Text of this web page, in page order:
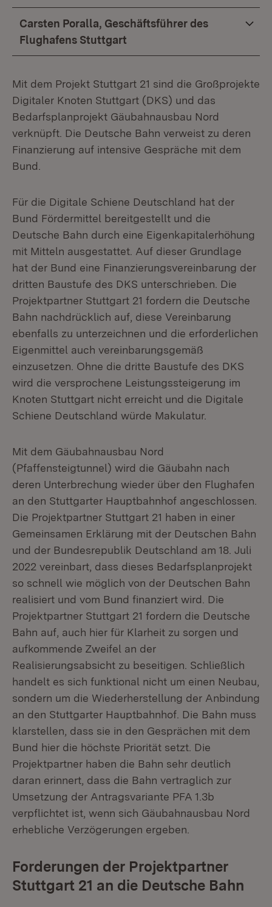
Carsten Poralla, Geschäftsführer des
Flughafens Stuttgart
Mit dem Projekt Stuttgart 21 sind die Großprojekte
Digitaler Knoten Stuttgart (DKS) und das
Bedarfsplanprojekt Gäubahnausbau Nord
verknüpft. Die Deutsche Bahn verweist zu deren
Finanzierung auf intensive Gespräche mit dem
Bund.
Für die Digitale Schiene Deutschland hat der
Bund Fördermittel bereitgestellt und die
Deutsche Bahn durch eine Eigenkapitalerhöhung
mit Mitteln ausgestattet. Auf dieser Grundlage
hat der Bund eine Finanzierungsvereinbarung der
dritten Baustufe des DKS unterschrieben. Die
Projektpartner Stuttgart 21 fordern die Deutsche
Bahn nachdrücklich auf, diese Vereinbarung
ebenfalls zu unterzeichnen und die erforderlichen
Eigenmittel auch vereinbarungsgemäß
einzusetzen. Ohne die dritte Baustufe des DKS
wird die versprochene Leistungssteigerung im
Knoten Stuttgart nicht erreicht und die Digitale
Schiene Deutschland würde Makulatur.
Mit dem Gäubahnausbau Nord
(Pfaffensteigtunnel) wird die Gäubahn nach
deren Unterbrechung wieder über den Flughafen
an den Stuttgarter Hauptbahnhof angeschlossen.
Die Projektpartner Stuttgart 21 haben in einer
Gemeinsamen Erklärung mit der Deutschen Bahn
und der Bundesrepublik Deutschland am 18. Juli
2022 vereinbart, dass dieses Bedarfsplanprojekt
so schnell wie möglich von der Deutschen Bahn
realisiert und vom Bund finanziert wird. Die
Projektpartner Stuttgart 21 fordern die Deutsche
Bahn auf, auch hier für Klarheit zu sorgen und
aufkommende Zweifel an der
Realisierungsabsicht zu beseitigen. Schließlich
handelt es sich funktional nicht um einen Neubau,
sondern um die Wiederherstellung der Anbindung
an den Stuttgarter Hauptbahnhof. Die Bahn muss
klarstellen, dass sie in den Gesprächen mit dem
Bund hier die höchste Priorität setzt. Die
Projektpartner haben die Bahn sehr deutlich
daran erinnert, dass die Bahn vertraglich zur
Umsetzung der Antragsvariante PFA 1.3b
verpflichtet ist, wenn sich Gäubahnausbau Nord
erhebliche Verzögerungen ergeben.
Forderungen der Projektpartner
Stuttgart 21 an die Deutsche Bahn